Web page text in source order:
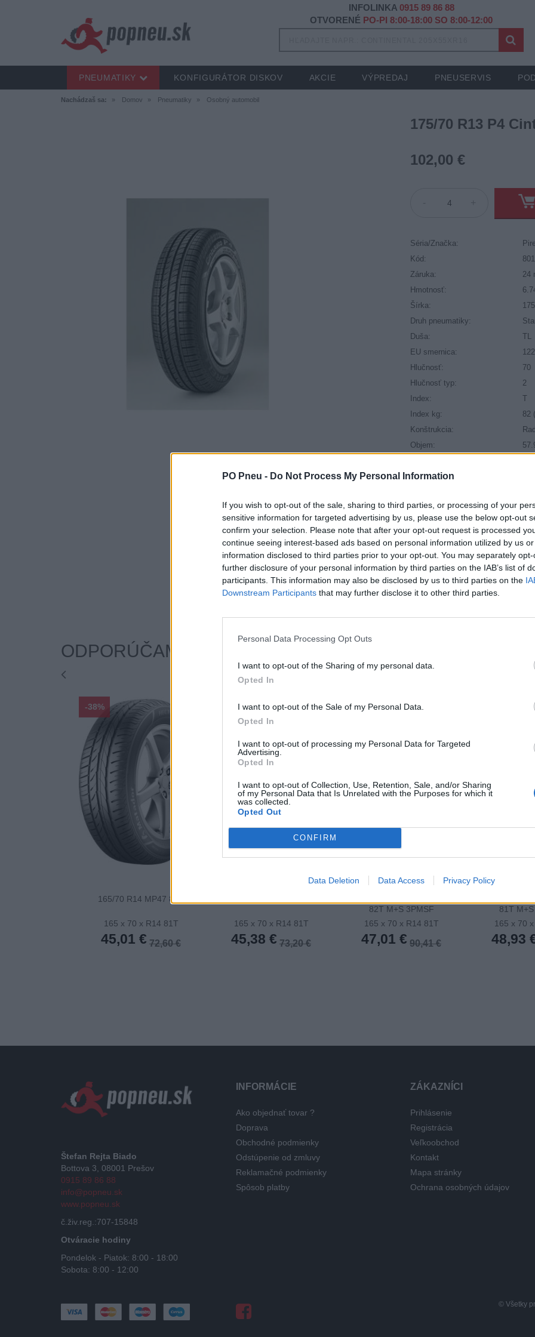
PO Pneu - Do Not Process My Personal Information
If you wish to opt-out of the sale, sharing to third parties, or processing of your
sensitive information for targeted advertising by us, please use the below opt-out
confirm your selection. Please note that after your opt-out request is processed
continue seeing interest-based ads based on personal information utilized by us
information disclosed to third parties prior to your opt-out. You may separately
further disclosure of your personal information by third parties on the IAB’s list of
participants. This information may also be disclosed by us to third parties on the
Downstream Participants that may further disclose it to other third parties.
Personal Data Processing Opt Outs
I want to opt-out of the Sharing of my personal data.
Opted In
I want to opt-out of the Sale of my Personal Data.
Opted In
I want to opt-out of processing my Personal Data for Targeted
Advertising.
Opted In
I want to opt-out of Collection, Use, Retention, Sale, and/or Sharing
of my Personal Data that Is Unrelated with the Purposes for which it
was collected.
Opted Out
CONFIRM
Data Deletion Data Access Privacy Policy
Nachádzaš sa: Domov Pneumatiky Osobný automobil
175/70 R13 P4
102,00 €
Séria/Značka:
Kód:
Záruka:
24
Hmotnosť:
Šírka:
Druh pneumatiky:
Duša:
TL
EU smernica:
Hlučnosť:
70
Hlučnosť typ:
2
Index:
T
Index kg:
82
Konštrukcia:
Objem:
Profil:
Sezóna:
Spotreba paliva:
E
Trida vozu:
Značka auta:
.
Zosilnenie:
.
ODPORÚČAME
-38%
165/70 R14 MP47 81T
165 x 70 x R14 81T
45,01 € 72,60 €
165 x 70 x R14 81T
45,38 € 73,20 €
-48%
82T M+S 3PMSF
165 x 70 x R14 81T
47,01 € 90,41 €
81T
165 x 70
48,93
Štefan Rejta Biado
Bottova 3, 08001 Prešov
0915 89 86 88
info@popneu.sk
www.popneu.sk
č.živ.reg.:707-15848
Otváracie hodiny
Pondelok - Piatok: 8:00 - 18:00
Sobota: 8:00 - 12:00
INFORMÁCIE
Ako objednať tovar ?
Doprava
Obchodné podmienky
Odstúpenie od zmluvy
Reklamačné podmienky
Spôsob platby
ZÁKAZNÍCI
Prihlásenie
Registrácia
Veľkoobchod
Kontakt
Mapa stránky
Ochrana osobných údajov
© Všetky
INFOLINKA 0915 89 86 88
OTVORENÉ PO-PI 8:00-18:00 SO 8:00-12:00
PNEUMATIKY KONFIGURÁTOR DISKOV AKCIE VÝPREDAJ PNEUSERVIS